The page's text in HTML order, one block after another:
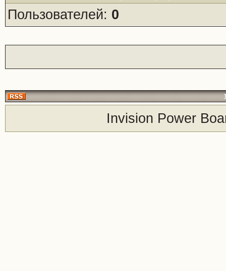
Пользователей: 0
Invision Power